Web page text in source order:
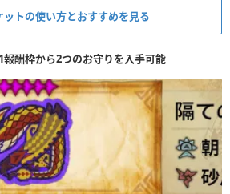
トの使い方とおすすめを見る
報酬枠から2つのお守りを入手可能